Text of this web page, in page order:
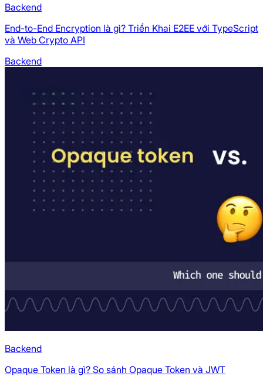
Backend
End-to-End Encryption là gì? Triển Khai E2EE với TypeScript
và Web Crypto API
Backend
Backend
Opaque Token là gì? So sánh Opaque Token và JWT